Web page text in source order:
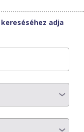
TELECOM
adja